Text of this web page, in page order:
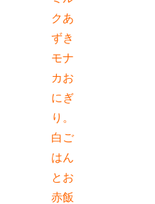
クあ
ずき
モナ
カお
にぎ
り。
白ご
はん
とお
赤飯